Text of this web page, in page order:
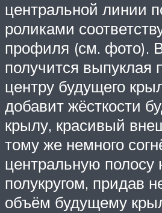
центральной линии
роликами
профиля (см. фото).
получится выпуклая
центру будущего
добавит жёсткости
крылу, красивый
тому же немного
центральную
полукругом, придав
объём будущему